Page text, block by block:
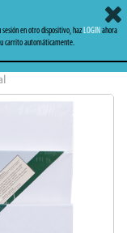
sesión en otro dispositivo, hazLOGINahora
carrito automáticamente.